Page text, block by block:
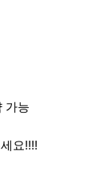
가능
요!!!!